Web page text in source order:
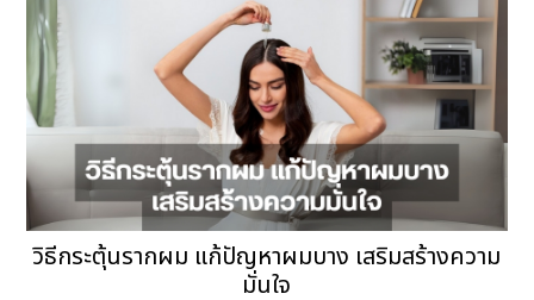
วิธีกระตุ้นรากผม แก้ปัญหาผมบาง เสริมสร้างความ
มั่นใจ